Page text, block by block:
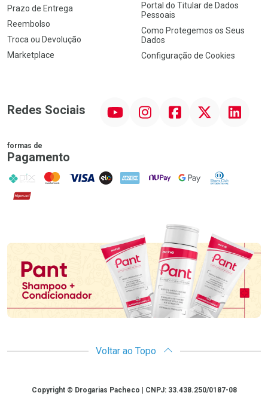
Prazo de Entrega
Reembolso
Troca ou Devolução
Marketplace
Portal do Titular de Dados
Pessoais
Como Protegemos os Seus
Dados
Configuração de Cookies
Redes Sociais InstagramFacebookTwitter Linkedin
formas de
Pagamento
PIX MasterCard
VISA ELO AMEX NuPay Google PayDiners Club
Hipercard
Voltar ao Topo
CopyrightCopyright © Drogarias Pacheco | CNPJ: 33.438.250/0187-08